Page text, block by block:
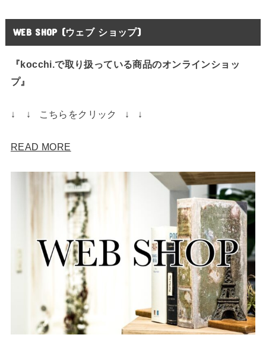
WEB SHOP (ウェブ ショップ)
『kocchi.で取り扱っている商品のオンラインショッ
プ』
↓ ↓ こちらをクリック ↓ ↓
READ MORE